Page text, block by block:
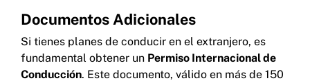
Documentos Adicionales
Si tienes planes de conducir en el extranjero, es
fundamental obtener un Permiso Internacional de
Conducción. Este documento, válido en más de 150